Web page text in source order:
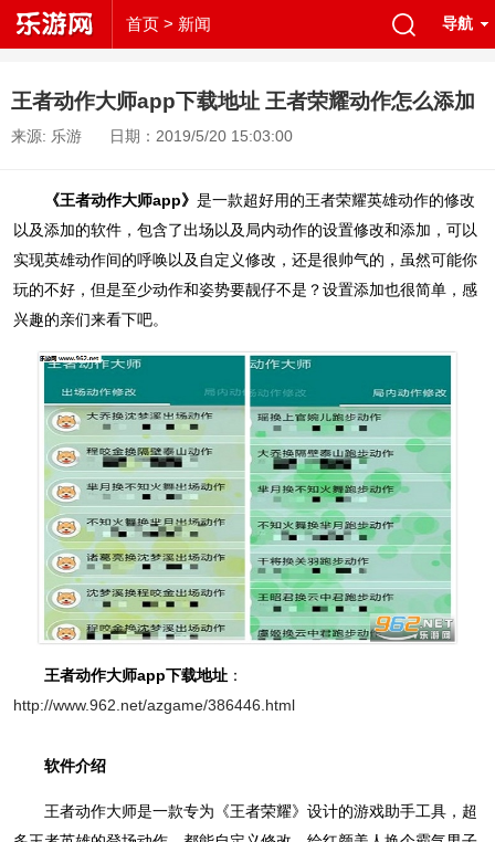
首页 > 新闻 导航
王者动作大师app下载地址 王者荣耀动作怎么添加
来源: 乐游 日期：2019/5/20 15:03:00
《王者动作大师app》 是一款超好用的王者荣耀英雄动作的修改
以及添加的软件，包含了出场以及局内动作的设置修改和添加，可以
实现英雄动作间的呼唤以及自定义修改，还是很帅气的，虽然可能你
玩的不好，但是至少动作和姿势要靓仔不是？设置添加也很简单，感
兴趣的亲们来看下吧。
王者动作大师app下载地址 ：
http://www.962.net/azgame/386446.html
软件介绍
王者动作大师是一款专为《王者荣耀》设计的游戏助手工具，超